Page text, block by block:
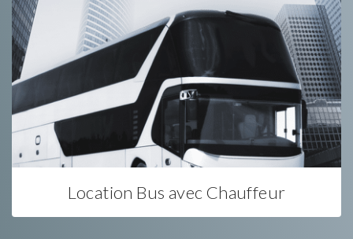
Location Bus avec Chauffeur